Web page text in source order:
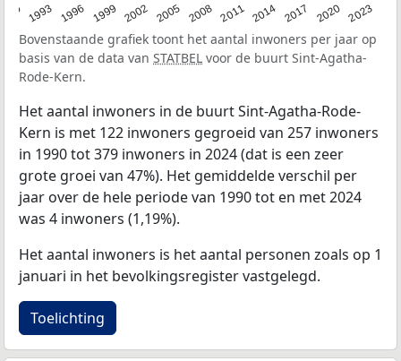
1993 1996 1999 2002 2005 2008 2011 2014 2017 2020 2023
Bovenstaande grafiek toont het aantal inwoners per jaar op
basis van de data van STATBEL voor de buurt Sint-Agatha-
Rode-Kern.
Het aantal inwoners in de buurt Sint-Agatha-Rode-
Kern is met 122 inwoners gegroeid van 257 inwoners
in 1990 tot 379 inwoners in 2024 (dat is een zeer
grote groei van 47%). Het gemiddelde verschil per
jaar over de hele periode van 1990 tot en met 2024
was 4 inwoners (1,19%).
Het aantal inwoners is het aantal personen zoals op 1
januari in het bevolkingsregister vastgelegd.
Toelichting